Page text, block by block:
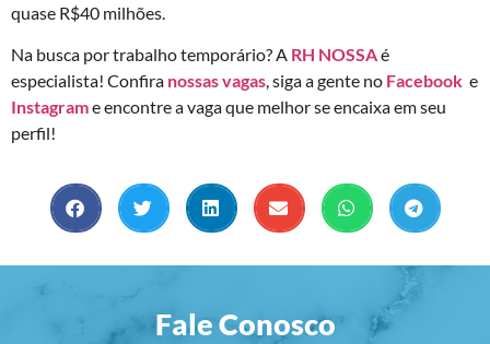
quase R$40 milhões.
Na busca por trabalho temporário? A RH NOSSAé
especialista! Confira nossas vagas, siga a gente no Facebook e
Instagrame encontre a vaga que melhor se encaixa em seu
perfil!
Fale Conosco